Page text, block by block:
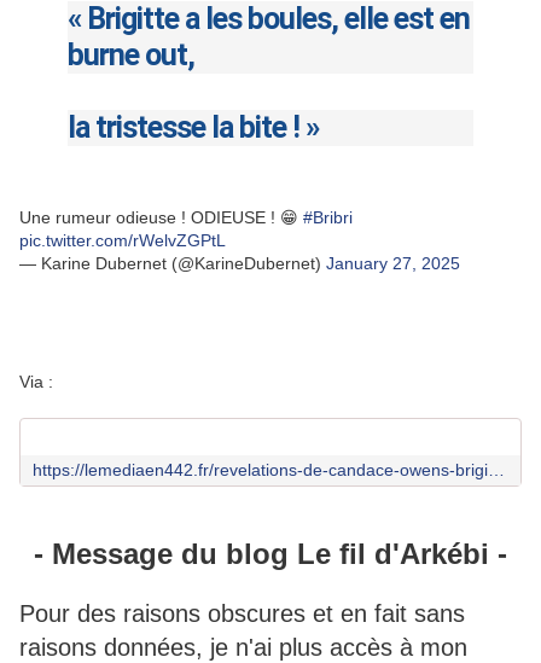
« Brigitte a les boules, elle est en
burne out,
la tristesse la bite ! »
Une rumeur odieuse ! ODIEUSE ! 😁 #Bribri
pic.twitter.com/rWelvZGPtL
— Karine Dubernet (@KarineDubernet) January 27, 2025
Via :
- Message du blog Le fil d'Arkébi -
Pour des raisons obscures et en fait sans
raisons données, je n'ai plus accès à mon